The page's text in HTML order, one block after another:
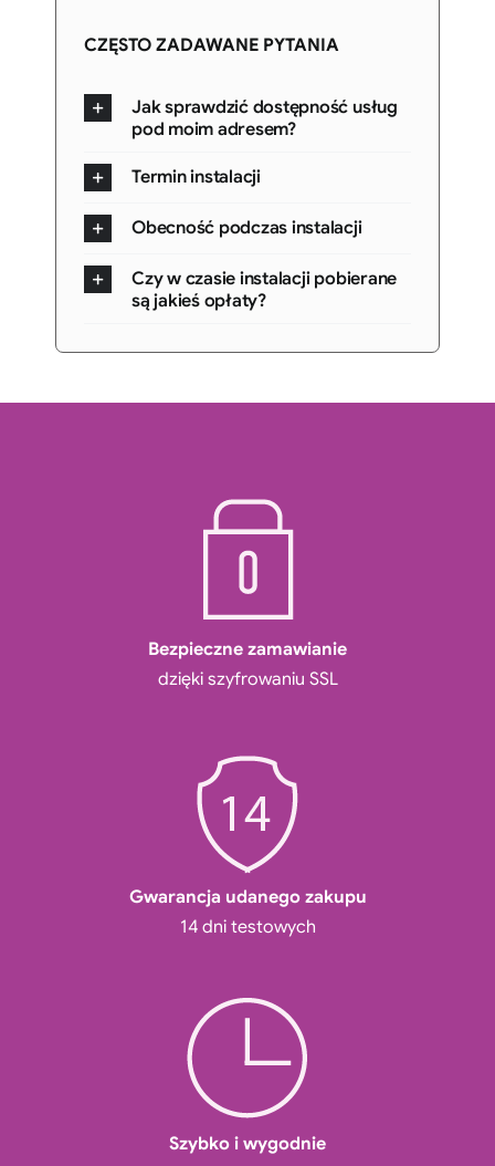
CZĘSTO ZADAWANE PYTANIA
Jak sprawdzić dostępność usług
pod moim adresem?
Termin instalacji
Obecność podczas instalacji
Czy w czasie instalacji pobierane
są jakieś opłaty?
Bezpieczne zamawianie
dzięki szyfrowaniu SSL
Gwarancja udanego zakupu
14 dni testowych
Szybko i wygodnie